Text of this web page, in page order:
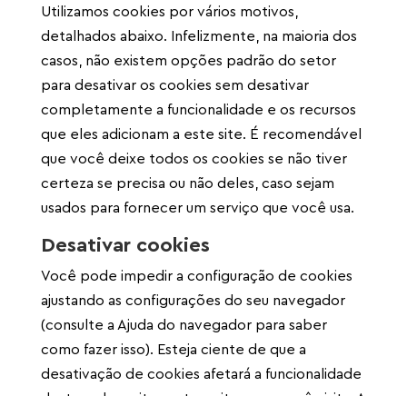
Utilizamos cookies por vários motivos,
detalhados abaixo. Infelizmente, na maioria dos
casos, não existem opções padrão do setor
para desativar os cookies sem desativar
completamente a funcionalidade e os recursos
que eles adicionam a este site. É recomendável
que você deixe todos os cookies se não tiver
certeza se precisa ou não deles, caso sejam
usados ​​para fornecer um serviço que você usa.
Desativar cookies
Você pode impedir a configuração de cookies
ajustando as configurações do seu navegador
(consulte a Ajuda do navegador para saber
como fazer isso). Esteja ciente de que a
desativação de cookies afetará a funcionalidade